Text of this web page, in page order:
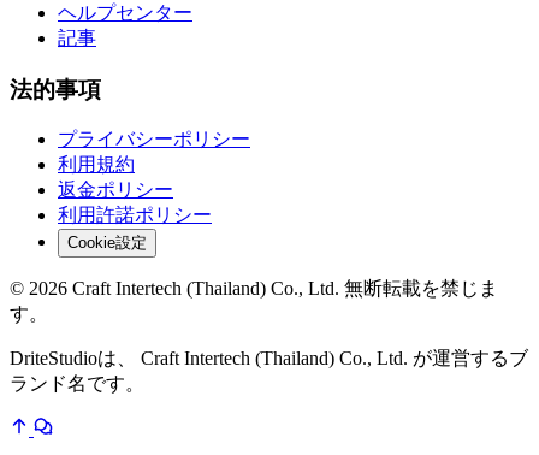
ヘルプセンター
記事
法的事項
プライバシーポリシー
利用規約
返金ポリシー
利用許諾ポリシー
Cookie設定
© 2026 Craft Intertech (Thailand) Co., Ltd. 無断転載を禁じま
す。
DriteStudioは、 Craft Intertech (Thailand) Co., Ltd. が運営するブ
ランド名です。